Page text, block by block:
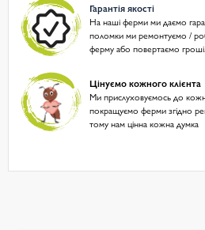
Гарантія якості
На наші ферми ми даємо
поломки ми ремонтуємо /
ферму або повертаємо гроші.
Цінуємо кожного клієнта
Ми прислуховуємось до
покращуємо ферми згідно
тому нам цінна кожна думка